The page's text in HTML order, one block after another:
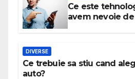
Ce este
avem nevoie de
DIVERSE
Ce trebuie sa stiu cand
auto?